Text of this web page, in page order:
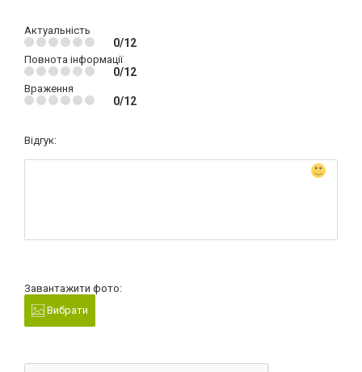
Актуальність
0/12
Повнота інформації
0/12
Враження
0/12
Відгук:
Завантажити фото:
Вибрати